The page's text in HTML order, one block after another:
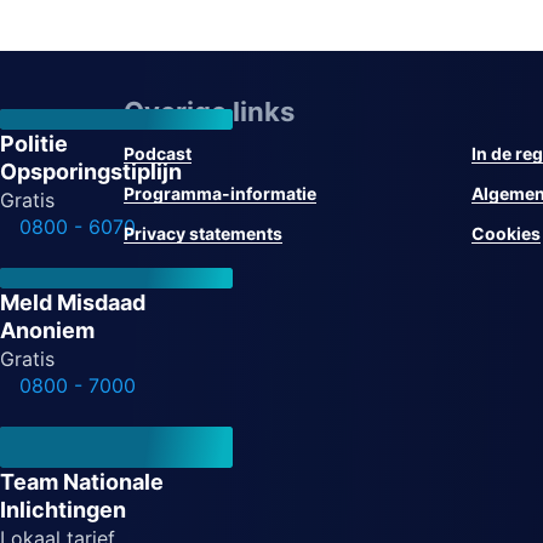
Politie
Opsporingstiplijn
Gratis
0800 - 6070
Meld Misdaad
Anoniem
Gratis
0800 - 7000
Team Nationale
Inlichtingen
Lokaal tarief
Overige links
Podcast
In de
Programma-informatie
Privacy statements
Cookies